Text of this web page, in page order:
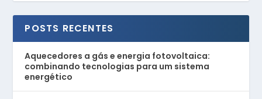
POSTS RECENTES
Aquecedores a gás e energia fotovoltaica:
combinando tecnologias para um sistema
energético